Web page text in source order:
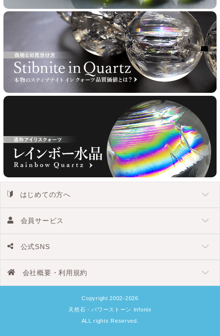
はじめての方へ
会員サービス
公式SNS
会社概要・利用規約
Copyright 2002-2026
天然石・パワーストーン Infonix
ALL rights Reserved.